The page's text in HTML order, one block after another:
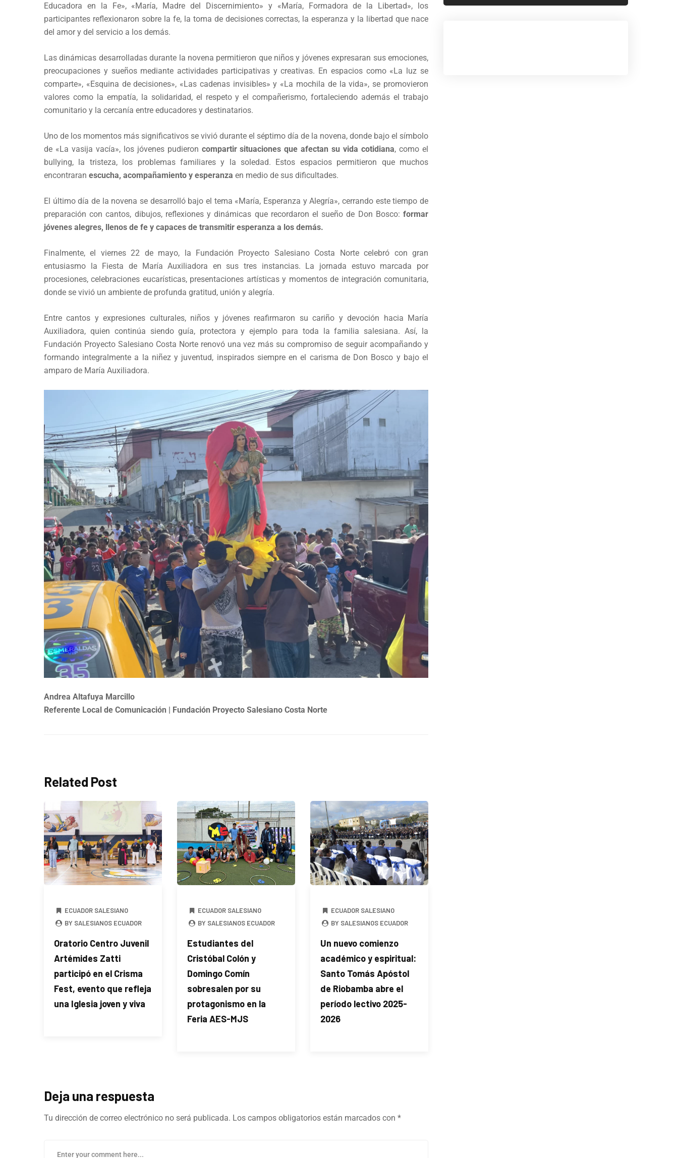
Educadora en la Fe», «María, Madre del Discernimiento» y «María, Formadora de la Libertad», los
participantes reflexionaron sobre la fe, la toma de decisiones correctas, la esperanza y la libertad que nace
del amor y del servicio a los demás.
Las dinámicas desarrolladas durante la novena permitieron que niños y jóvenes expresaran sus emociones,
preocupaciones y sueños mediante actividades participativas y creativas. En espacios como «La luz se
comparte», «Esquina de decisiones», «Las cadenas invisibles» y «La mochila de la vida», se promovieron
valores como la empatía, la solidaridad, el respeto y el compañerismo, fortaleciendo además el trabajo
comunitario y la cercanía entre educadores y destinatarios.
Uno de los momentos más significativos se vivió durante el séptimo día de la novena, donde bajo el símbolo
de «La vasija vacía», los jóvenes pudieron compartir situaciones que afectan su vida cotidiana, como el
bullying, la tristeza, los problemas familiares y la soledad. Estos espacios permitieron que muchos
encontraran escucha, acompañamiento y esperanza en medio de sus dificultades.
El último día de la novena se desarrolló bajo el tema «María, Esperanza y Alegría», cerrando este tiempo de
preparación con cantos, dibujos, reflexiones y dinámicas que recordaron el sueño de Don Bosco: formar
jóvenes alegres, llenos de fe y capaces de transmitir esperanza a los demás.
Finalmente, el viernes 22 de mayo, la Fundación Proyecto Salesiano Costa Norte celebró con gran
entusiasmo la Fiesta de María Auxiliadora en sus tres instancias. La jornada estuvo marcada por
procesiones, celebraciones eucarísticas, presentaciones artísticas y momentos de integración comunitaria,
donde se vivió un ambiente de profunda gratitud, unión y alegría.
Entre cantos y expresiones culturales, niños y jóvenes reafirmaron su cariño y devoción hacia María
Auxiliadora, quien continúa siendo guía, protectora y ejemplo para toda la familia salesiana. Así, la
Fundación Proyecto Salesiano Costa Norte renovó una vez más su compromiso de seguir acompañando y
formando integralmente a la niñez y juventud, inspirados siempre en el carisma de Don Bosco y bajo el
amparo de María Auxiliadora.
Andrea Altafuya Marcillo
Referente Local de Comunicación | Fundación Proyecto Salesiano Costa Norte
Related Post
ECUADOR SALESIANO
BY SALESIANOS ECUADOR
Oratorio Centro Juvenil
Artémides Zatti
participó en el Crisma
Fest, evento que refleja
una Iglesia joven y viva
ECUADOR SALESIANO
BY SALESIANOS ECUADOR
Estudiantes del
Cristóbal Colón y
Domingo Comín
sobresalen por su
protagonismo en la
Feria AES-MJS
ECUADOR SALESIANO
BY SALESIANOS ECUADOR
Un nuevo comienzo
académico y espiritual:
Santo Tomás Apóstol
de Riobamba abre el
período lectivo 2025-
2026
Deja una respuesta
Tu dirección de correo electrónico no será publicada. Los campos obligatorios están marcados con *